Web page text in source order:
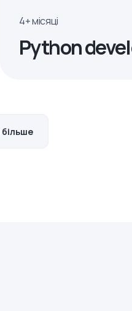
4+ місяці
Python